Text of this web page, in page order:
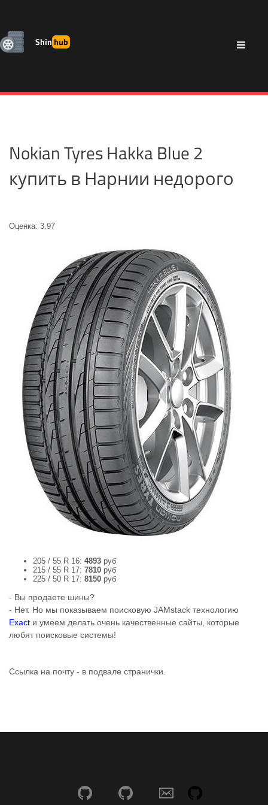
Shinhub
Nokian Tyres Hakka Blue 2
купить в Нарнии недорого
Оценка: 3.97
205 / 55 R 16: 4893 руб
215 / 55 R 17: 7810 руб
225 / 50 R 17: 8150 руб
- Вы продаете шины?
- Нет. Но мы показываем поисковую JAMstack технологию
Exact и умеем делать очень качественные сайты, которые
любят поисковые системы!
Ссылка на почту - в подвале странички.